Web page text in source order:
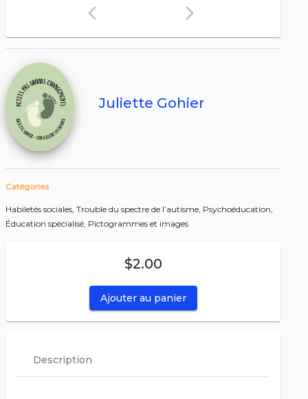
arrow_back_ios arrow_forward_ios
Catégories
Habiletés sociales, Trouble du spectre de l’autisme, Psychoéducation,
Éducation spécialisé, Pictogrammes et images
$2.00
Ajouter au panier
Juliette Gohier
Description